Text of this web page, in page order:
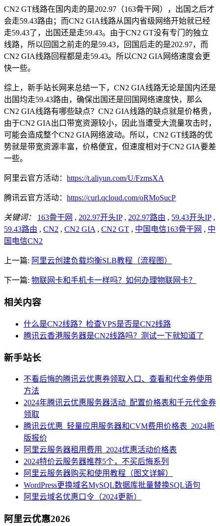
CN2 GT线路在国内走的是202.97（163骨干网），出国之后才
会走59.43路由；而CN2 GIA线路从国内省级网络开始就已经
走59.43了，出国还是走59.43。由于CN2 GT没有专门的独立
线路，所以回国之前走的是59.43，回国后走的是202.97，而
CN2 GIA线路回程都是走59.43。所以CN2 GIA网络速度会更
快一些。
综上，新手站长网来总结一下，CN2 GIA线路无论是国内还是
出国均走59.43路由，确保出国还是回国网络速度快，那么
CN2 GIA线路有哪些缺点？CN2 GIA线路的缺点就是价格贵，
由于CN2 GIA出口带宽资源较小，因此当遭受大流量攻击时，
可能会造成整个CN2 GIA网络波动。所以，CN2 GT线路的优
势就是带宽资源丰富，价格便宜，但速度相对于CN2 GIA要差
一些。
阿里云官方活动： https://t.aliyun.com/U/FzmsXA
腾讯云官方活动： https://curl.qcloud.com/oRMoSucP
关键词： 163骨干网 , 202.97开头IP, 202.97路由 , 59.43开头IP,
59.43路由 , CN2 , CN2 GIA , CN2 GT , 中国电信163骨干网 , 中
国电信CN2
上一篇: 阿里云创建负载均衡SLB教程（流程图）
下一篇: 物联网卡和手机卡一样吗？如何办理物联网卡？
相关内容
什么是CN2线路？检查VPS是否是CN2线路
腾讯云香港服务器是CN2线路吗？测试一下就知道了
新手站长
不看后悔的腾讯云优惠券领取入口、查看和代金券使用
方法
2024年腾讯云优惠服务器活动_配置价格表和千元代金券
领取
腾讯云优惠_轻量应用服务器和CVM费用价格表_2024新
版报价
阿里云服务器租用费用_2024优惠活动价格表
2024特价云服务器推荐5个，不买后悔系列
阿里云服务器购买和使用教程（图文详解）
WordPress更换域名MySQL数据库批量替换SQL语句
阿里云域名优惠口令（2024更新）
阿里云优惠2026